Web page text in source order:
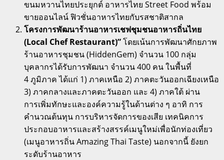
ขนมหวานไทยประยุกต์ อาหารไทย Street Food พร้อม
ขายออนไลน์ ฟิวชั่นอาหารไทยกับรสชาติสากล
โครงการพัฒนาร้านอาหารเชฟชุมชนอาหารถิ่นไทย
(Local Chef Restaurant)”โดยเน้นการพัฒนาศักยภาพ
ร้านอาหารชุมชน (HiddenGem) จำนวน 100 กลุ่ม
บุคลากรได้รับการพัฒนา จำนวน 400 คน ในพื้นที่
4 ภูมิภาค ได้แก่ 1) ภาคเหนือ 2) ภาคตะวันออกเฉียงเหนือ
3) ภาคกลางและภาคตะวันออก และ 4) ภาคใต้ ผ่าน
การเพิ่มทักษะและองค์ความรู้ในด้านต่าง ๆ อาทิ การ
คำนวณต้นทุน การบริหารจัดการของเสีย เทคนิคการ
ประกอบอาหารและสร้างสรรค์เมนูใหม่เพื่อนักท่องเที่ยว
(เมนูอาหารถิ่น Amazing Thai Taste) นอกจากนี้ ยังยก
ระดับร้านอาหาร